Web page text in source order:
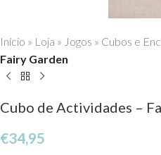
Início » Loja » Jogos » Cubos e
Fairy Garden
Cubo de Actividades –
€34,95